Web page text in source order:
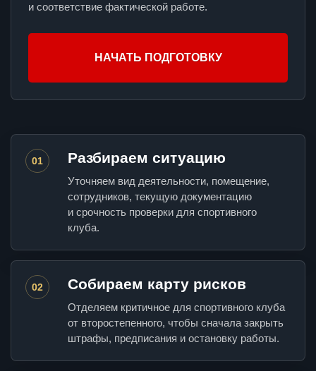
и соответствие фактической работе.
НАЧАТЬ ПОДГОТОВКУ
01 Разбираем ситуацию
Уточняем вид деятельности, помещение,
сотрудников, текущую документацию
и срочность проверки для спортивного
клуба.
02 Собираем карту рисков
Отделяем критичное для спортивного клуба
от второстепенного, чтобы сначала закрыть
штрафы, предписания и остановку работы.